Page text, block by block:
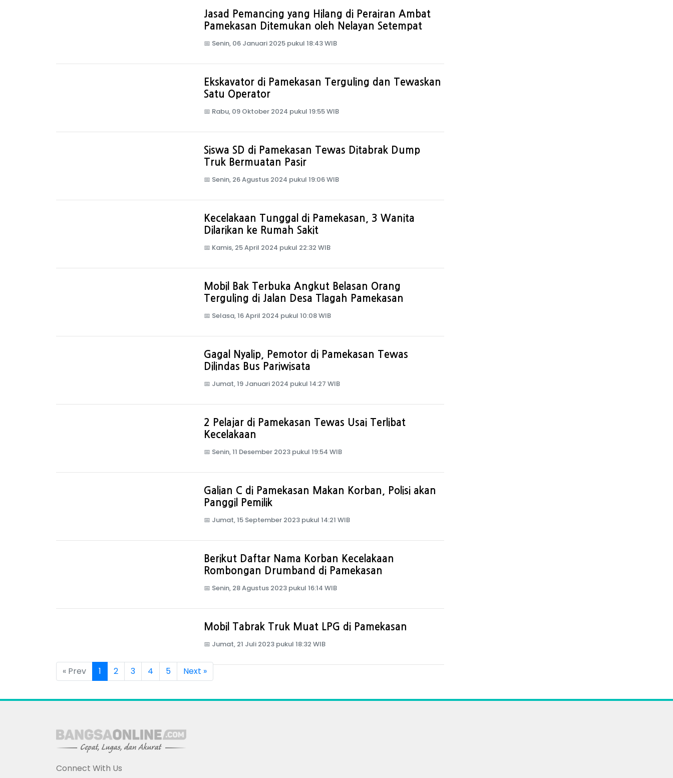
Jasad Pemancing yang Hilang di Perairan Ambat
Pamekasan Ditemukan oleh Nelayan Setempat
📅 Senin, 06 Januari 2025 pukul 18:43 WIB
Ekskavator di Pamekasan Terguling dan Tewaskan
Satu Operator
📅 Rabu, 09 Oktober 2024 pukul 19:55 WIB
Siswa SD di Pamekasan Tewas Ditabrak Dump
Truk Bermuatan Pasir
📅 Senin, 26 Agustus 2024 pukul 19:06 WIB
Kecelakaan Tunggal di Pamekasan, 3 Wanita
Dilarikan ke Rumah Sakit
📅 Kamis, 25 April 2024 pukul 22:32 WIB
Mobil Bak Terbuka Angkut Belasan Orang
Terguling di Jalan Desa Tlagah Pamekasan
📅 Selasa, 16 April 2024 pukul 10:08 WIB
Gagal Nyalip, Pemotor di Pamekasan Tewas
Dilindas Bus Pariwisata
📅 Jumat, 19 Januari 2024 pukul 14:27 WIB
2 Pelajar di Pamekasan Tewas Usai Terlibat
Kecelakaan
📅 Senin, 11 Desember 2023 pukul 19:54 WIB
Galian C di Pamekasan Makan Korban, Polisi akan
Panggil Pemilik
📅 Jumat, 15 September 2023 pukul 14:21 WIB
Berikut Daftar Nama Korban Kecelakaan
Rombongan Drumband di Pamekasan
📅 Senin, 28 Agustus 2023 pukul 16:14 WIB
Mobil Tabrak Truk Muat LPG di Pamekasan
📅 Jumat, 21 Juli 2023 pukul 18:32 WIB
« Prev 1 2 3 4 5 Next »
Connect With Us